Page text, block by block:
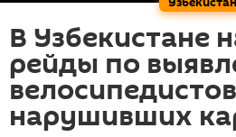
В Узбекистане
рейды по
нарушивших